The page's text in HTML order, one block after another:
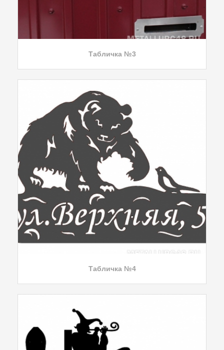
Табличка №3
Табличка №4